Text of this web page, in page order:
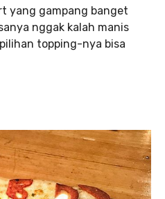
yang gampang banget
nggak kalah manis
topping-nya bisa